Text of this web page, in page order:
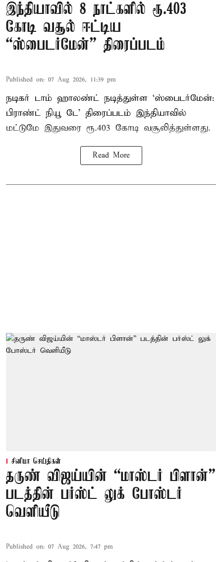
இந்தியாவில் 8 நாட்களில் ரூ.403
கோடி வசூல் ஈட்டிய
“ஸ்பைடர்மேன்” திரைப்படம்
Published on: 07 Aug 2026, 11:39 pm
நடிகர் டாம் ஹாலண்ட் நடித்துள்ள ‘ஸ்பைடர்மேன்:
பிராண்ட் நியூ டே’ திரைப்படம் இந்தியாவில்
மட்டுமே இதுவரை ரூ.403 கோடி வசூலித்துள்ளது.
Read More
சினிமா செய்திகள்
தருண் விஜய்யின் “மாஸ்டர் பிளான்”
படத்தின் பர்ஸ்ட் லுக் போஸ்டர்
வெளியீடு
Published on: 07 Aug 2026, 7:47 pm